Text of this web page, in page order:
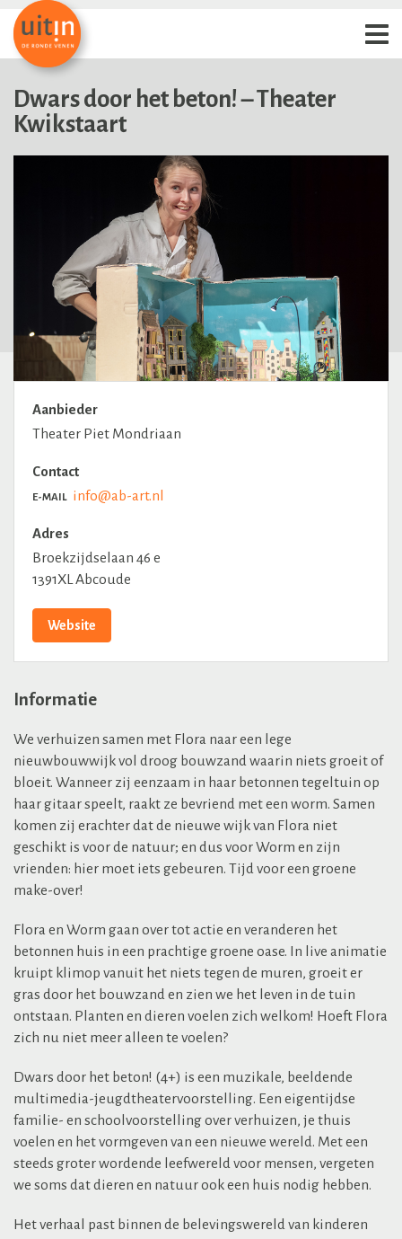
Dwars door het beton! – Theater
Kwikstaart
Aanbieder
Theater Piet Mondriaan
Contact
E-MAIL info@ab-art.nl
Adres
Broekzijdselaan 46 e
1391XL Abcoude
Website
Informatie
We verhuizen samen met Flora naar een lege
nieuwbouwwijk vol droog bouwzand waarin niets groeit of
bloeit. Wanneer zij eenzaam in haar betonnen tegeltuin op
haar gitaar speelt, raakt ze bevriend met een worm. Samen
komen zij erachter dat de nieuwe wijk van Flora niet
geschikt is voor de natuur; en dus voor Worm en zijn
vrienden: hier moet iets gebeuren. Tijd voor een groene
make-over!
Flora en Worm gaan over tot actie en veranderen het
betonnen huis in een prachtige groene oase. In live animatie
kruipt klimop vanuit het niets tegen de muren, groeit er
gras door het bouwzand en zien we het leven in de tuin
ontstaan. Planten en dieren voelen zich welkom! Hoeft Flora
zich nu niet meer alleen te voelen?
Dwars door het beton! (4+) is een muzikale, beeldende
multimedia-jeugdtheatervoorstelling. Een eigentijdse
familie- en schoolvoorstelling over verhuizen, je thuis
voelen en het vormgeven van een nieuwe wereld. Met een
steeds groter wordende leefwereld voor mensen, vergeten
we soms dat dieren en natuur ook een huis nodig hebben.
Het verhaal past binnen de belevingswereld van kinderen